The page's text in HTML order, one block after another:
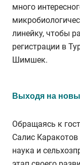
много
линейку, чтобы
регистрации в
Шимшек.
Выходя на
Обращаясь к
Салис Каракотов
наука и